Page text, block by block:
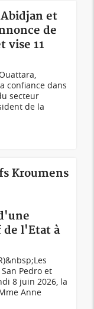
et
de
vise 11
confiance dans
secteur
de la
Kroumens
de l'Etat à
Pedro et
8 juin 2026, la
Anne